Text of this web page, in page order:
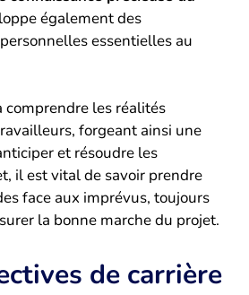
également des
essentielles au
comprendre les réalités
forgeant ainsi une
et résoudre les
il est vital de savoir prendre
face aux imprévus, toujours
la bonne marche du projet.
de carrière